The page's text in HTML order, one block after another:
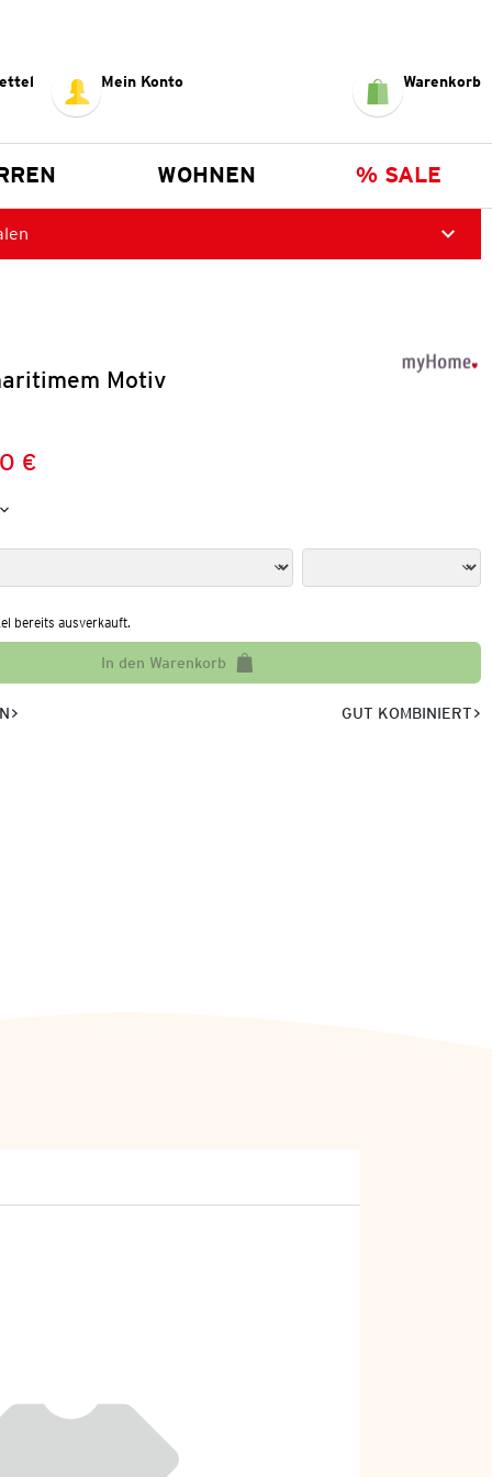
Mein Konto Warenkorb
WOHNEN % SALE
Motiv
€
bereits ausverkauft.
In den Warenkorb
GUT KOMBINIERT